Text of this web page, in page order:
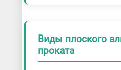
Виды плоского
проката